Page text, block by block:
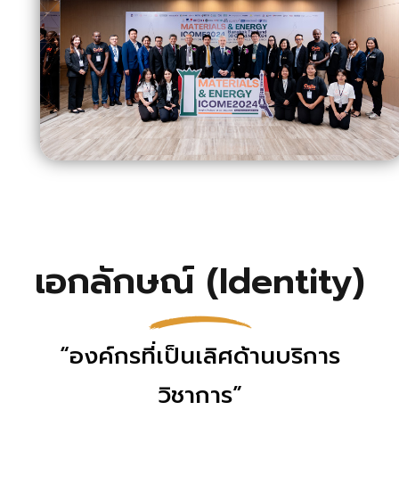
เอกลักษณ์ (Identity)
“องค์กรที่เป็นเลิศด้านบริการ
วิชาการ”